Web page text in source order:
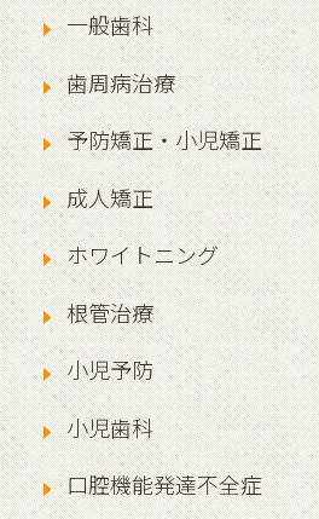
一般歯科
歯周病治療
予防矯正・小児矯正
成人矯正
ホワイトニング
根管治療
小児予防
小児歯科
口腔機能発達不全症